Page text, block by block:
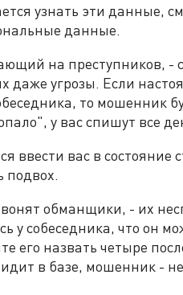
узнать эти данные,
данные.
на преступников, -
даже угрозы. Если
то мошенник
у вас спишут все
ввести вас в состояние
подвох.
обманщики, - их
у собеседника, что он
его назвать четыре
в базе, мошенник -